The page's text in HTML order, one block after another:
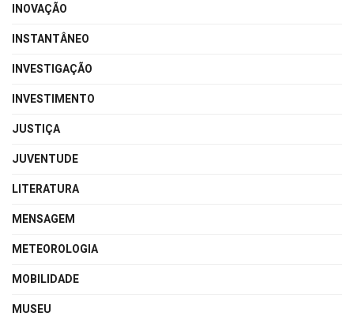
INOVAÇÃO
INSTANTÂNEO
INVESTIGAÇÃO
INVESTIMENTO
JUSTIÇA
JUVENTUDE
LITERATURA
MENSAGEM
METEOROLOGIA
MOBILIDADE
MUSEU